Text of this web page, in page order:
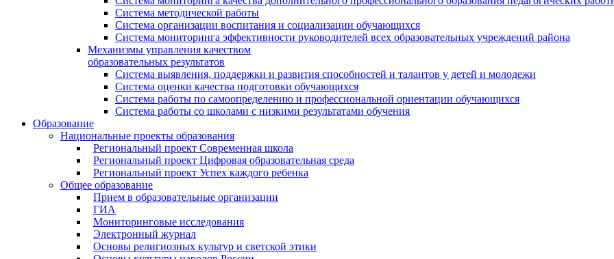
Система методической работы
Система организации воспитания и социализации обучающихся
Система мониторинга эффективности руководителей всех образовательных учреждений района
Механизмы управления качеством
образовательных результатов
Система выявления, поддержки и развития способностей и талантов у детей и молодежи
Система оценки качества подготовки обучающихся
Система работы по самоопределению и профессиональной ориентации обучающихся
Система работы со школами с низкими результатами обучения
Образование
Национальные проекты образования
Региональный проект Современная школа
Региональный проект Цифровая образовательная среда
Региональный проект Успех каждого ребенка
Общее образование
Прием в образовательные организации
ГИА
Мониторинговые исследования
Электронный журнал
Основы религиозных культур и светской этики